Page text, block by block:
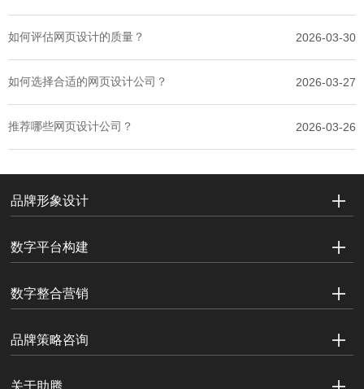
如何评估网页设计的质量？ 2026-03-30
如何选择合适的网页设计公司？ 2026-03-27
推荐哪些网页设计公司？ 2026-03-26
品牌形象设计
数字平台构建
数字整合营销
品牌策略咨询
关于助腾